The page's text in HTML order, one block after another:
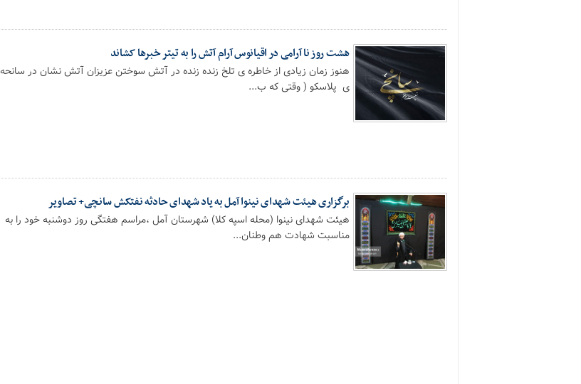
هشت روز نا آرامی در اقیانوس آرام آتش را به تیتر خبرها کشاند
هنوز زمان زیادی از خاطره ی تلخ زنده زنده در آتش سوختن عزیزان آتش نشان در سانحه
ی پلاسکو ( وقتی که ب...
برگزاری هیئت شهدای نینوا آمل به یاد شهدای حادثه نفتکش سانچی+ تصاویر
هیئت شهدای نینوا (محله اسپه کلا) شهرستان آمل ،مراسم هفتگی روز دوشنبه خود را به
مناسبت شهادت هم وطنان...